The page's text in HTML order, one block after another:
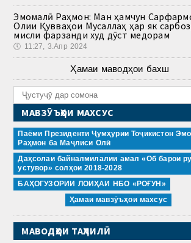
Эмомалӣ Раҳмон: Ман ҳамчун
Олии Қувваҳои Мусаллаҳ ҳар як
мисли фарзанди худ дӯст медорам
🕔 11:27, 3.Апр 2024
Ҳамаи маводҳои бахш
МАВЗӮЪҲОИ МАХСУС
Паёми Президенти Ҷумҳурии Тоҷикистон
Раҳмон ба Маҷлиси Олӣ
Даҳсолаи байналмилалии амал «Об барои
устувор» солҳои 2018-2028
БАҲОГУЗОРИИ ЛОИҲАИ НБО «РОҒУН»
Ҳамаи мавзӯъҳои махсус
МАВОДҲОИ ТАҲЛИЛӢ